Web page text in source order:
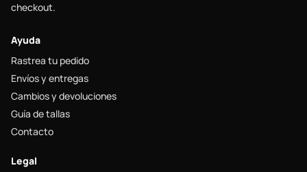
checkout.
Ayuda
Rastrea tu pedido
Envíos y entregas
Cambios y devoluciones
Guía de tallas
Contacto
Legal